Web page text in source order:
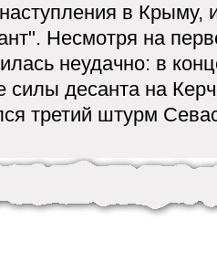
наступления в Крыму,
Несмотря на
неудачно: в
силы десанта на
третий штурм